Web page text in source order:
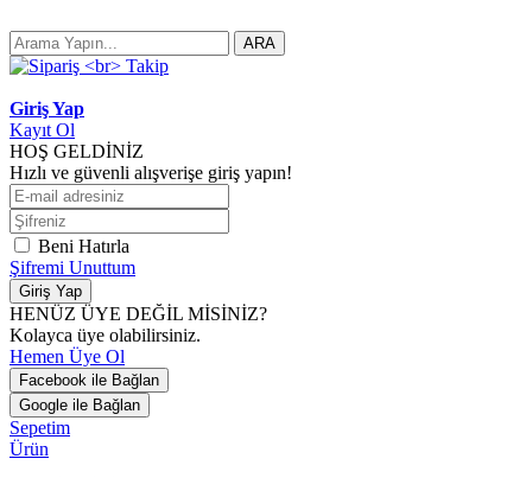
ARA
Giriş Yap
Kayıt Ol
HOŞ GELDİNİZ
Hızlı ve güvenli alışverişe giriş yapın!
Beni Hatırla
Şifremi Unuttum
Giriş Yap
HENÜZ ÜYE DEĞİL MİSİNİZ?
Kolayca üye olabilirsiniz.
Hemen Üye Ol
Facebook ile Bağlan
Google ile Bağlan
Sepetim
Ürün